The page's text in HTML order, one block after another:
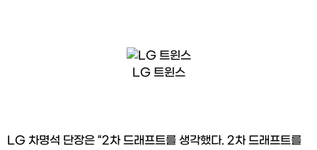
LG 트윈스
LG 차명석 단장은 “2차 드래프트를 생각했다. 2차 드래프트를